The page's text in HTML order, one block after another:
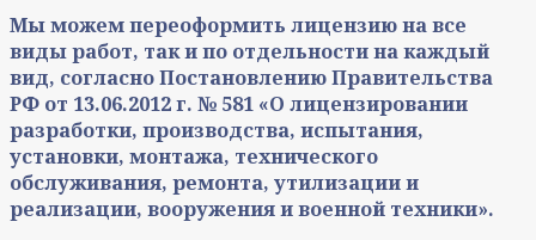
Мы можемпереоформить лицензию на все
виды работ, так и по отдельности на каждый
вид, согласно Постановлению Правительства
РФ от 13.06.2012 г. № 581 «О лицензировании
разработки, производства, испытания,
установки, монтажа, технического
обслуживания, ремонта, утилизации и
реализации, вооружения и военной техники».